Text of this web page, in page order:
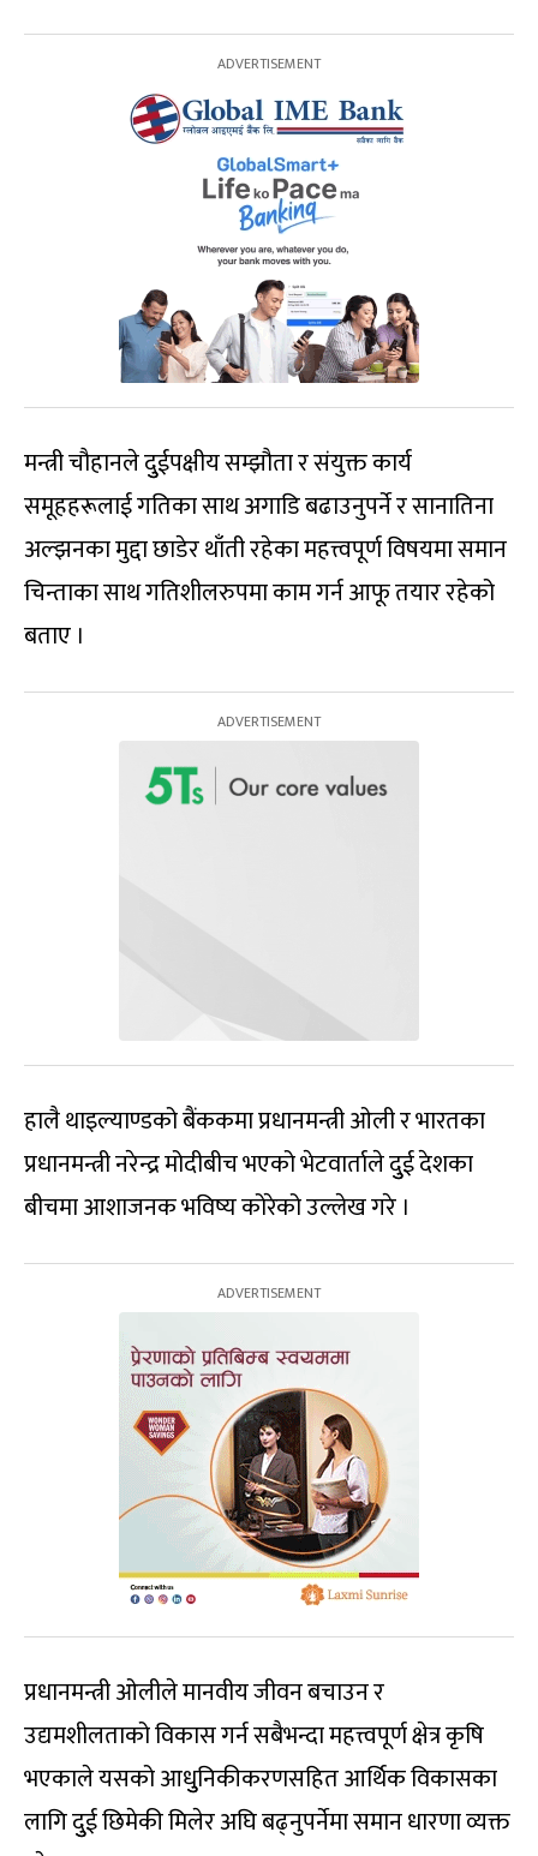
मन्त्री चौहानले दुुईपक्षीय सम्झौता र संयुक्त कार्य
समूहहरूलाई गतिका साथ अगाडि बढाउनुपर्ने र सानातिना
अल्झनका मुद्दा छाडेर थाँती रहेका महत्त्वपूर्ण विषयमा समान
चिन्ताका साथ गतिशीलरुपमा काम गर्न आफू तयार रहेको
बताए ।
हालै थाइल्याण्डको बैंककमा प्रधानमन्त्री ओली र भारतका
प्रधानमन्त्री नरेन्द्र मोदीबीच भएको भेटवार्ताले दुुई देशका
बीचमा आशाजनक भविष्य कोरेको उल्लेख गरे ।
प्रधानमन्त्री ओलीले मानवीय जीवन बचाउन र
उद्यमशीलताको विकास गर्न सबैभन्दा महत्त्वपूर्ण क्षेत्र कृषि
भएकाले यसको आधुुनिकीकरणसहित आर्थिक विकासका
लागि दुुई छिमेकी मिलेर अघि बढ्नुपर्नेमा समान धारणा व्यक्त